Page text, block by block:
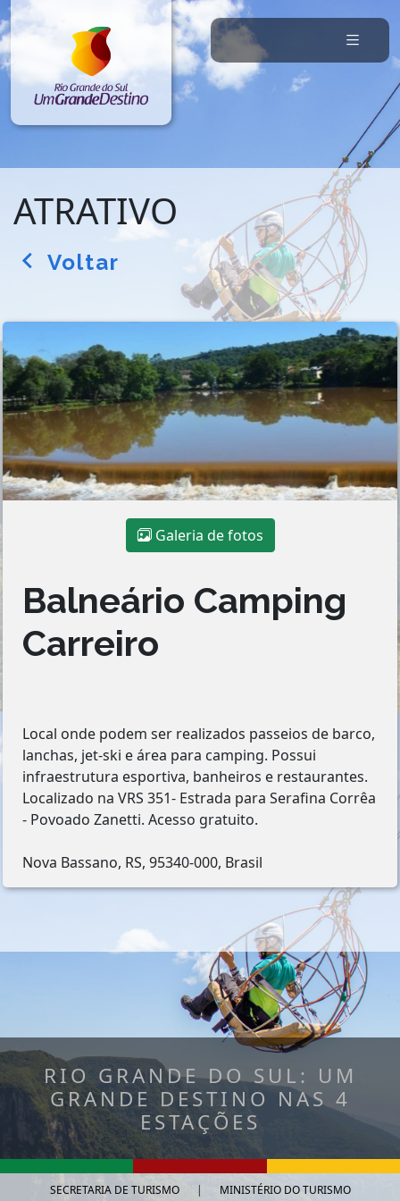
ATRATIVO
arrow_back_ios Voltar
Galeria de fotos
Balneário Camping
Carreiro
Local onde podem ser realizados passeios de barco,
lanchas, jet-ski e área para camping. Possui
infraestrutura esportiva, banheiros e restaurantes.
Localizado na VRS 351- Estrada para Serafina Corrêa
- Povoado Zanetti. Acesso gratuito.
Nova Bassano, RS, 95340-000, Brasil
RIO GRANDE DO SUL: UM
GRANDE DESTINO NAS 4
ESTAÇÕES
SECRETARIA DE TURISMO | MINISTÉRIO DO TURISMO